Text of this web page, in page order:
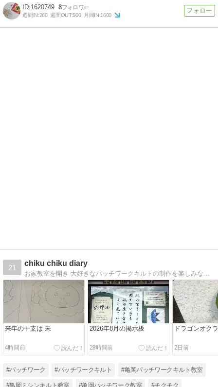
1620749 8
週間IN:260 週間OUT:500 月間IN:1600
21
chiku chiku diary
来年の干支は 未
4時間前
2026年8月の掲示板
28時間前
ドラゴンオクラ
2日前
#パッチワーク #パッチワークキルト #亀岡パッチワークキルト教室
#亀岡ミシンキルト教室 #亀岡パッチワーク教室 #チクチク